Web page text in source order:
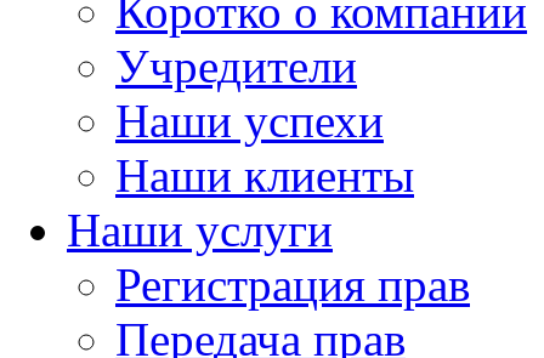
Коротко о компании
Учредители
Наши успехи
Наши клиенты
Наши услуги
Регистрация прав
Передача прав